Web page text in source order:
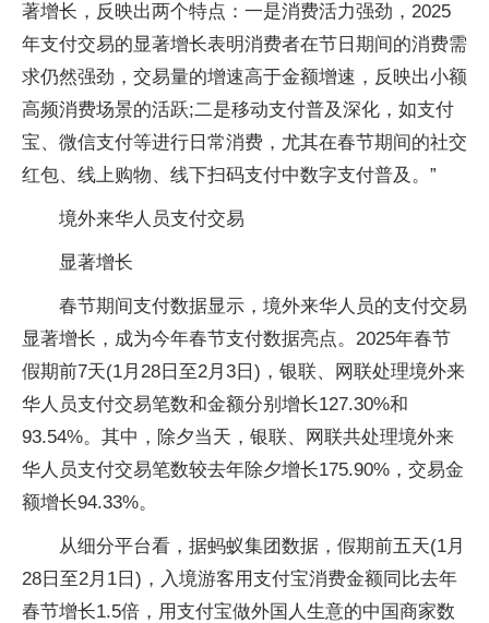
著增长，反映出两个特点：一是消费活力强劲，2025
年支付交易的显著增长表明消费者在节日期间的消费需
求仍然强劲，交易量的增速高于金额增速，反映出小额
高频消费场景的活跃;二是移动支付普及深化，如支付
宝、微信支付等进行日常消费，尤其在春节期间的社交
红包、线上购物、线下扫码支付中数字支付普及。”
境外来华人员支付交易
显著增长
春节期间支付数据显示，境外来华人员的支付交易
显著增长，成为今年春节支付数据亮点。2025年春节
假期前7天(1月28日至2月3日)，银联、网联处理境外来
华人员支付交易笔数和金额分别增长127.30%和
93.54%。其中，除夕当天，银联、网联共处理境外来
华人员支付交易笔数较去年除夕增长175.90%，交易金
额增长94.33%。
从细分平台看，据蚂蚁集团数据，假期前五天(1月
28日至2月1日)，入境游客用支付宝消费金额同比去年
春节增长1.5倍，用支付宝做外国人生意的中国商家数